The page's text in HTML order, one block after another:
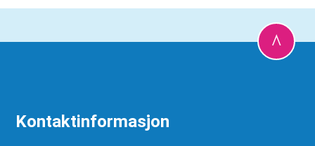
Kontaktinformasjon